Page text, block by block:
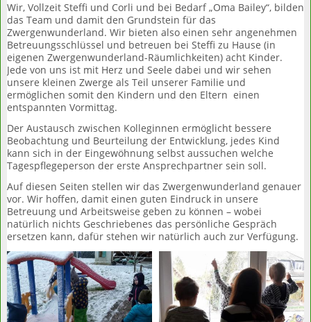
Wir, Vollzeit Steffi und Corli und bei Bedarf „Oma Bailey“, bilden
das Team und damit den Grundstein für das
Zwergenwunderland. Wir bieten also einen sehr angenehmen
Betreuungsschlüssel und betreuen bei Steffi zu Hause (in
eigenen Zwergenwunderland-Räumlichkeiten) acht Kinder.
Jede von uns ist mit Herz und Seele dabei und wir sehen
unsere kleinen Zwerge als Teil unserer Familie und
ermöglichen somit den Kindern und den Eltern einen
entspannten Vormittag.
Der Austausch zwischen Kolleginnen ermöglicht bessere
Beobachtung und Beurteilung der Entwicklung, jedes Kind
kann sich in der Eingewöhnung selbst aussuchen welche
Tagespflegeperson der erste Ansprechpartner sein soll.
Auf diesen Seiten stellen wir das Zwergenwunderland genauer
vor. Wir hoffen, damit einen guten Eindruck in unsere
Betreuung und Arbeitsweise geben zu können – wobei
natürlich nichts Geschriebenes das persönliche Gespräch
ersetzen kann, dafür stehen wir natürlich auch zur Verfügung.